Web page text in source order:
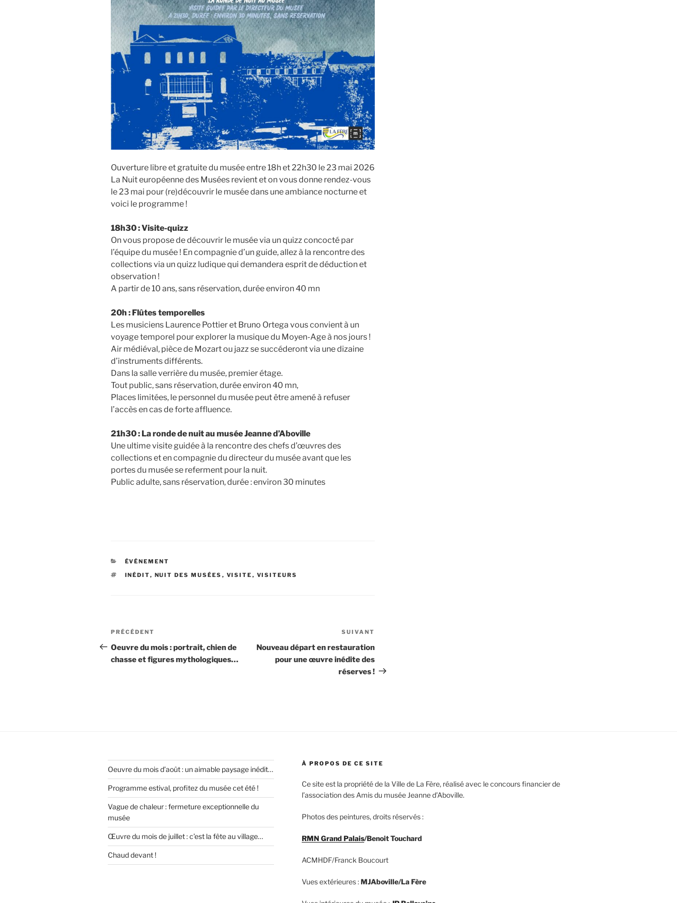
Ouverture libre et gratuite du musée entre 18h et 22h30 le 23 mai 2026
La Nuit européenne des Musées revient et on vous donne rendez-vous
le 23 mai pour (re)découvrir le musée dans une ambiance nocturne et
voici le programme !
18h30 : Visite-quizz
On vous propose de découvrir le musée via un quizz concocté par
l’équipe du musée ! En compagnie d’un guide, allez à la rencontre des
collections via un quizz ludique qui demandera esprit de déduction et
observation !
A partir de 10 ans, sans réservation, durée environ 40 mn
20h : Flûtes temporelles
Les musiciens Laurence Pottier et Bruno Ortega vous convient à un
voyage temporel pour explorer la musique du Moyen-Age à nos jours !
Air médiéval, pièce de Mozart ou jazz se succéderont via une dizaine
d’instruments différents.
Dans la salle verrière du musée, premier étage.
Tout public, sans réservation, durée environ 40 mn,
Places limitées, le personnel du musée peut être amené à refuser
l’accès en cas de forte affluence.
21h30 : La ronde de nuit au musée Jeanne d’Aboville
Une ultime visite guidée à la rencontre des chefs d’œuvres des
collections et en compagnie du directeur du musée avant que les
portes du musée se referment pour la nuit.
Public adulte, sans réservation, durée : environ 30 minutes
CATÉGORIES
ÉVÉNEMENT
ÉTIQUETTES
INÉDIT, NUIT DES MUSÉES , VISITE , VISITEURS
Navigation
de
l’article
Article
précédent
PRÉCÉDENT
Oeuvre du mois : portrait, chien de
chasse et figures mythologiques…
suivant
SUIVANT
Nouveau départ en restauration
pour une œuvre inédite des
réserves !
Oeuvre du mois d’août : un aimable paysage inédit…
Programme estival, profitez du musée cet été !
Vague de chaleur : fermeture exceptionnelle du
musée
Œuvre du mois de juillet : c’est la fête au village…
Chaud devant !
À PROPOS DE CE SITE
Ce site est la propriété de la Ville de La Fère, réalisé avec le concours financier de
l’association des Amis du musée Jeanne d’Aboville.
Photos des peintures, droits réservés :
RMN Grand Palais/Benoit Touchard
ACMHDF/Franck Boucourt
Vues extérieures :MJAboville/La Fère